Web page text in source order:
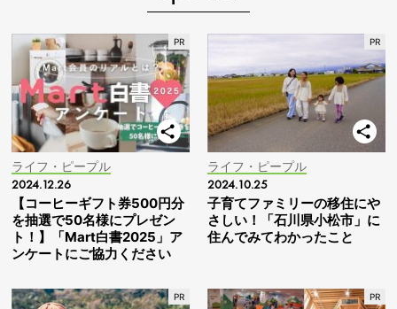
ライフ・ピープル
2024.12.26
【コーヒーギフト券500円分
を抽選で50名様にプレゼン
ト！】「Mart白書2025」ア
ンケートにご協力ください
ライフ・ピープル
2024.10.25
子育てファミリーの移住にや
さしい！「石川県小松市」に
住んでみてわかったこと